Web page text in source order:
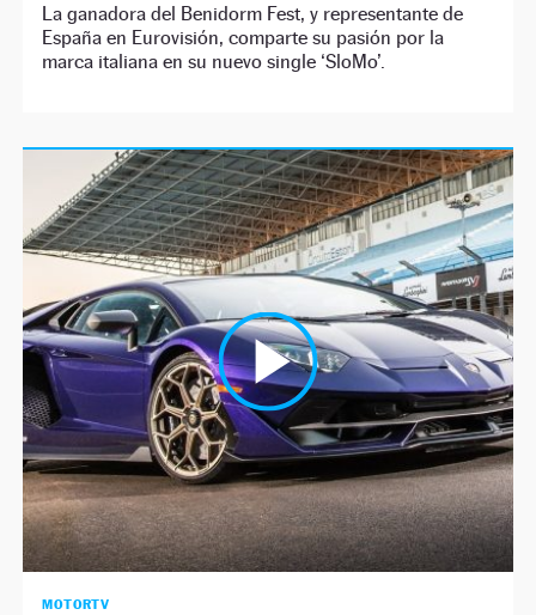
La ganadora del Benidorm Fest, y representante de
España en Eurovisión, comparte su pasión por la
marca italiana en su nuevo single ‘SloMo’.
MOTORTV